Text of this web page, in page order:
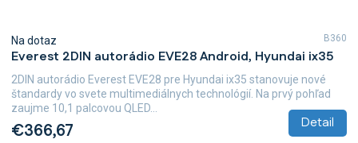
Everest 2DIN autorádio EVE28 Android, Hyundai ix35
Na dotaz
€366,67 Detail
2DIN autorádio Everest EVE28 pre Hyundai ix35 stanovuje nové
štandardy vo svete multimediálnych technológií. Na prvý pohľad
zaujme 10,1 palcovou QLED...
B360